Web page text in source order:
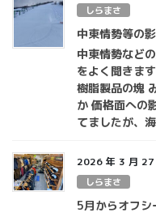
しらまさ
中東情勢等の
中東情勢など
をよく聞きま
樹脂製品の塊
か 価格面への
てましたが、
2026 年 3 月 27
しらまさ
5月からオフシ